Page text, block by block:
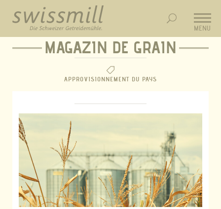
MENU
MAGAZIN DE GRAIN
APPROVISIONNEMENT DU PAYS